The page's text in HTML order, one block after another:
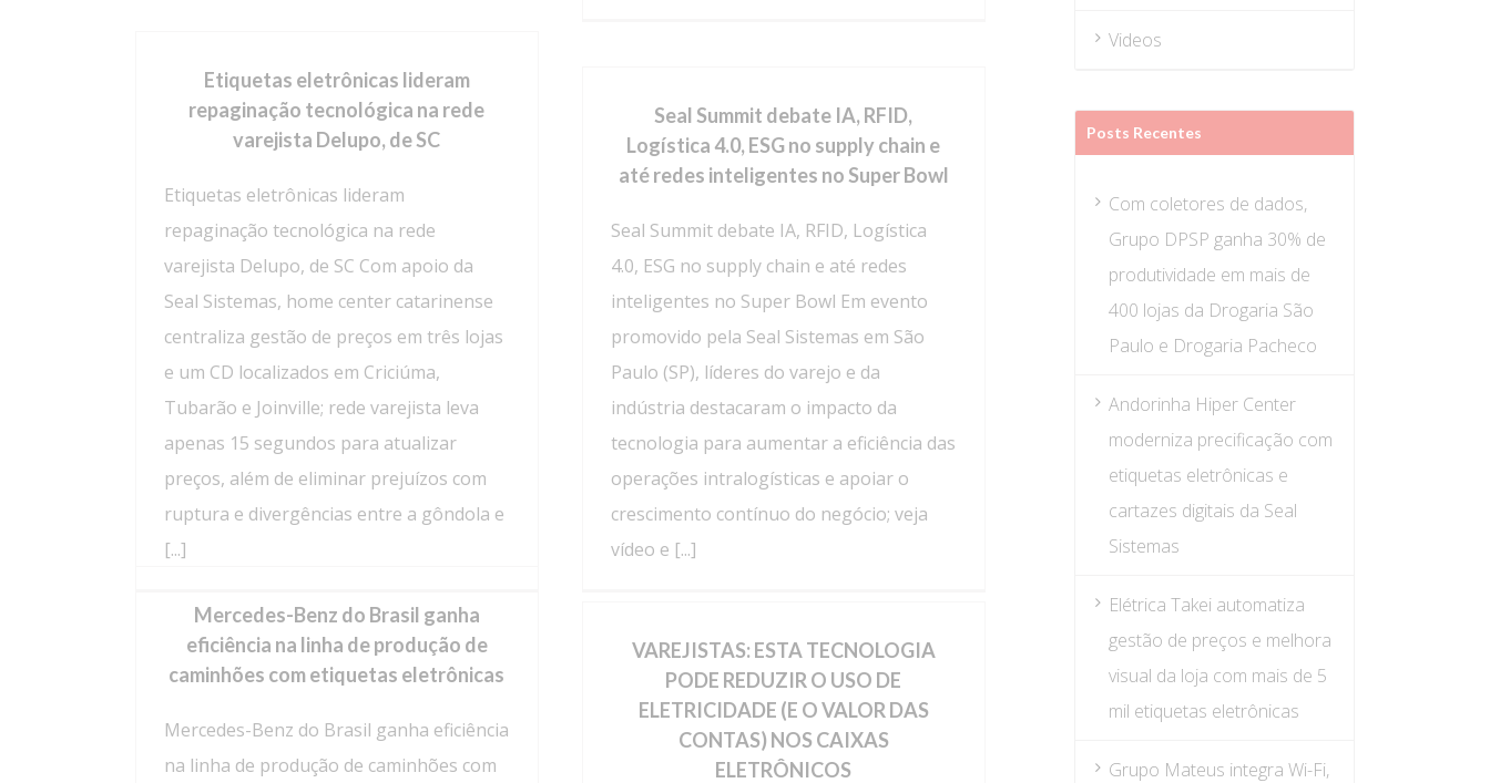
Etiquetas eletrônicas lideram
repaginação tecnológica na rede
varejista Delupo, de SC
Etiquetas eletrônicas lideram
repaginação tecnológica na rede
varejista Delupo, de SC Com apoio da
Seal Sistemas, home center catarinense
centraliza gestão de preços em três lojas
e um CD localizados em Criciúma,
Tubarão e Joinville; rede varejista leva
apenas 15 segundos para atualizar
preços, além de eliminar prejuízos com
ruptura e divergências entre a gôndola e
[...]
Seal Summit debate IA, RFID,
Logística 4.0, ESG no supply chain e
até redes inteligentes no Super Bowl
Seal Summit debate IA, RFID, Logística
4.0, ESG no supply chain e até redes
inteligentes no Super Bowl Em evento
promovido pela Seal Sistemas em São
Paulo (SP), líderes do varejo e da
indústria destacaram o impacto da
tecnologia para aumentar a eficiência das
operações intralogísticas e apoiar o
crescimento contínuo do negócio; veja
vídeo e [...]
Mercedes-Benz do Brasil ganha
eficiência na linha de produção de
caminhões com etiquetas eletrônicas
Mercedes-Benz do Brasil ganha eficiência
na linha de produção de caminhões com
VAREJISTAS: ESTA TECNOLOGIA
PODE REDUZIR O USO DE
ELETRICIDADE (E O VALOR DAS
CONTAS) NOS CAIXAS
ELETRÔNICOS
Videos
Posts Recentes
Com coletores de dados,
Grupo DPSP ganha 30% de
produtividade em mais de
400 lojas da Drogaria São
Paulo e Drogaria Pacheco
Andorinha Hiper Center
moderniza precificação com
etiquetas eletrônicas e
cartazes digitais da Seal
Sistemas
Elétrica Takei automatiza
gestão de preços e melhora
visual da loja com mais de 5
mil etiquetas eletrônicas
Grupo Mateus integra Wi-Fi,